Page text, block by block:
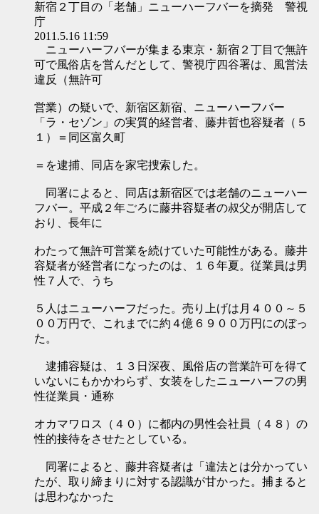
新宿２丁目の「老舗」ニューハーフバーを摘発 警視
庁
2011.5.16 11:59
ニューハーフバーが集まる東京・新宿２丁目で無許
可で風俗店を営んだとして、警視庁四谷署は、風営法
違反（無許可
営業）の疑いで、新宿区新宿、ニューハーフバー
「ラ・セゾン」の実質的経営者、藤井哲也容疑者（５
１）＝同区富久町
＝を逮捕、同店を家宅捜索した。
同署によると、同店は新宿区では老舗のニューハー
フバー。平成２年ごろに藤井容疑者の叔父が開店して
おり、長年に
わたって無許可営業を続けていた可能性がある。藤井
容疑者が経営者になったのは、１６年夏。従業員は男
性７人で、うち
５人はニューハーフだった。売り上げは月４００～５
００万円で、これまでに約４億６９００万円にのぼっ
た。
逮捕容疑は、１３日深夜、風俗店の営業許可を得て
いないにもかかわらず、女装をしたニューハーフの男
性従業員・通称
オカマワロス（４０）に都内の男性会社員（４８）の
性的接待をさせたとしている。
同署によると、藤井容疑者は「違法とは分かってい
たが、取り締まりに対する認識が甘かった。捕まると
は思わなかった